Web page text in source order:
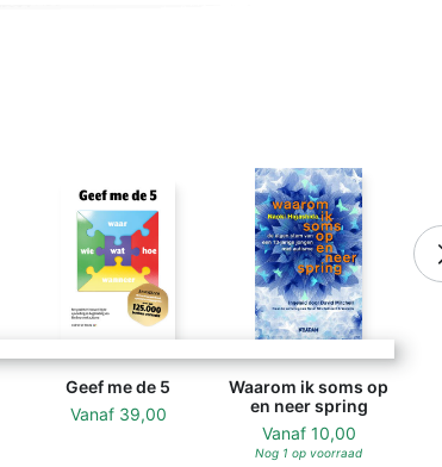
Geef me de 5
Vanaf 39,00
Waarom ik soms op
en neer spring
Vanaf 10,00
Nog 1 op voorraad